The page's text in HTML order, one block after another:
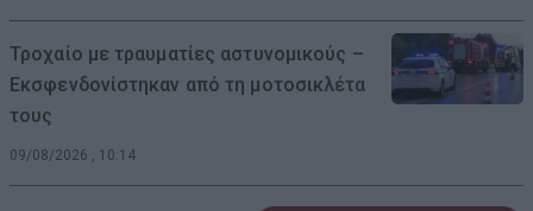
Τροχαίο με τραυματίες αστυνομικούς –
Εκσφενδονίστηκαν από τη μοτοσικλέτα
τους
09/08/2026 , 10:14